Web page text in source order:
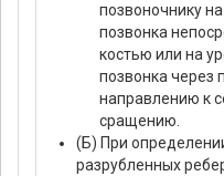
позвоночнику
позвонка
костью или на
позвонка через
направлению к
сращению.
(Б) При
разрубленных